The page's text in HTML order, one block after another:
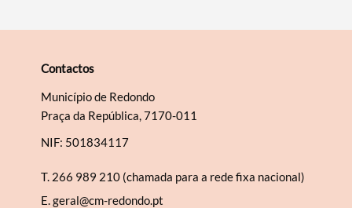
Contactos
Município de Redondo
Praça da República, 7170-011
NIF: 501834117
T. 266 989 210 (chamada para a rede fixa nacional)
E.geral@cm-redondo.pt